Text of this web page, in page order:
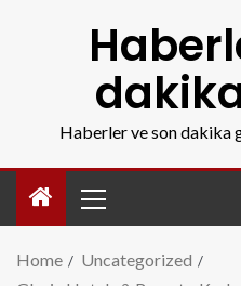
Haberler ve son dakika
Home
Uncategorized